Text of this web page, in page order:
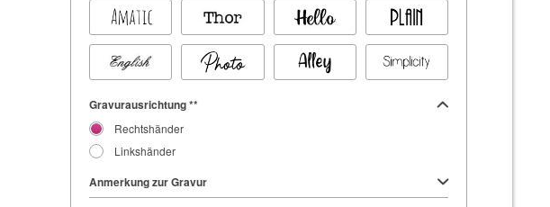
Gravurausrichtung **
Rechtshänder
Linkshänder
Anmerkung zur Gravur